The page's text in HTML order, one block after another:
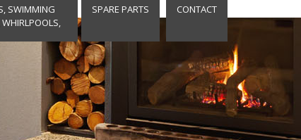
SWIMMING
SPARE PARTS CONTACT